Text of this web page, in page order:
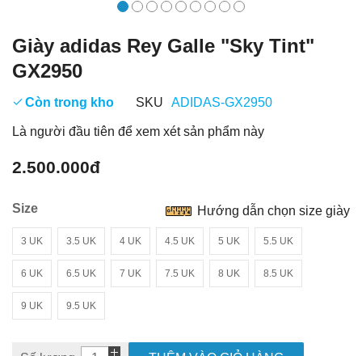
Giày adidas Rey Galle "Sky Tint"
GX2950
Còn trong kho SKU ADIDAS-GX2950
Là người đầu tiên để xem xét sản phẩm này
2.500.000đ
Size
3 UK 3.5 UK 4 UK 4.5 UK 5 UK 5.5 UK
6 UK 6.5 UK 7 UK 7.5 UK 8 UK 8.5 UK
9 UK 9.5 UK
Hướng dẫn chọn size giày